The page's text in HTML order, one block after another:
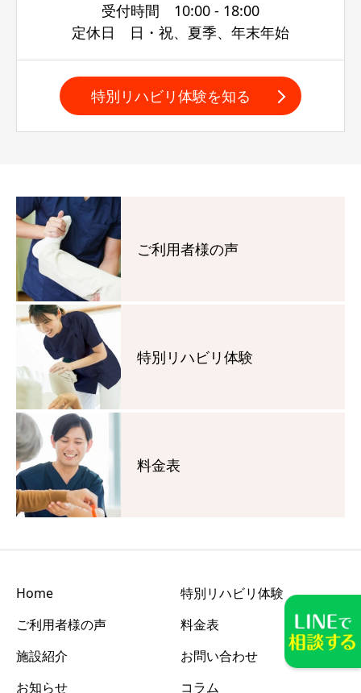
受付時間 10:00 - 18:00
定休日 日・祝、夏季、年末年始
特別リハビリ体験を知る
ご利用者様の声
特別リハビリ体験
料金表
Home
特別リハビリ体験
ご利用者様の声
料金表
施設紹介
お問い合わせ
お知らせ
コラム